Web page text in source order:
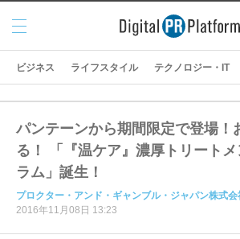
メニ
ュー
ビジネス ライフスタイル テクノロジー・IT
パンテーンから期間限定で登場！
る！ 「『温ケア』濃厚トリート
ラム」誕生！
プロクター・アンド・ギャンブル・ジャパン株式会
2016年11月08日 13:23